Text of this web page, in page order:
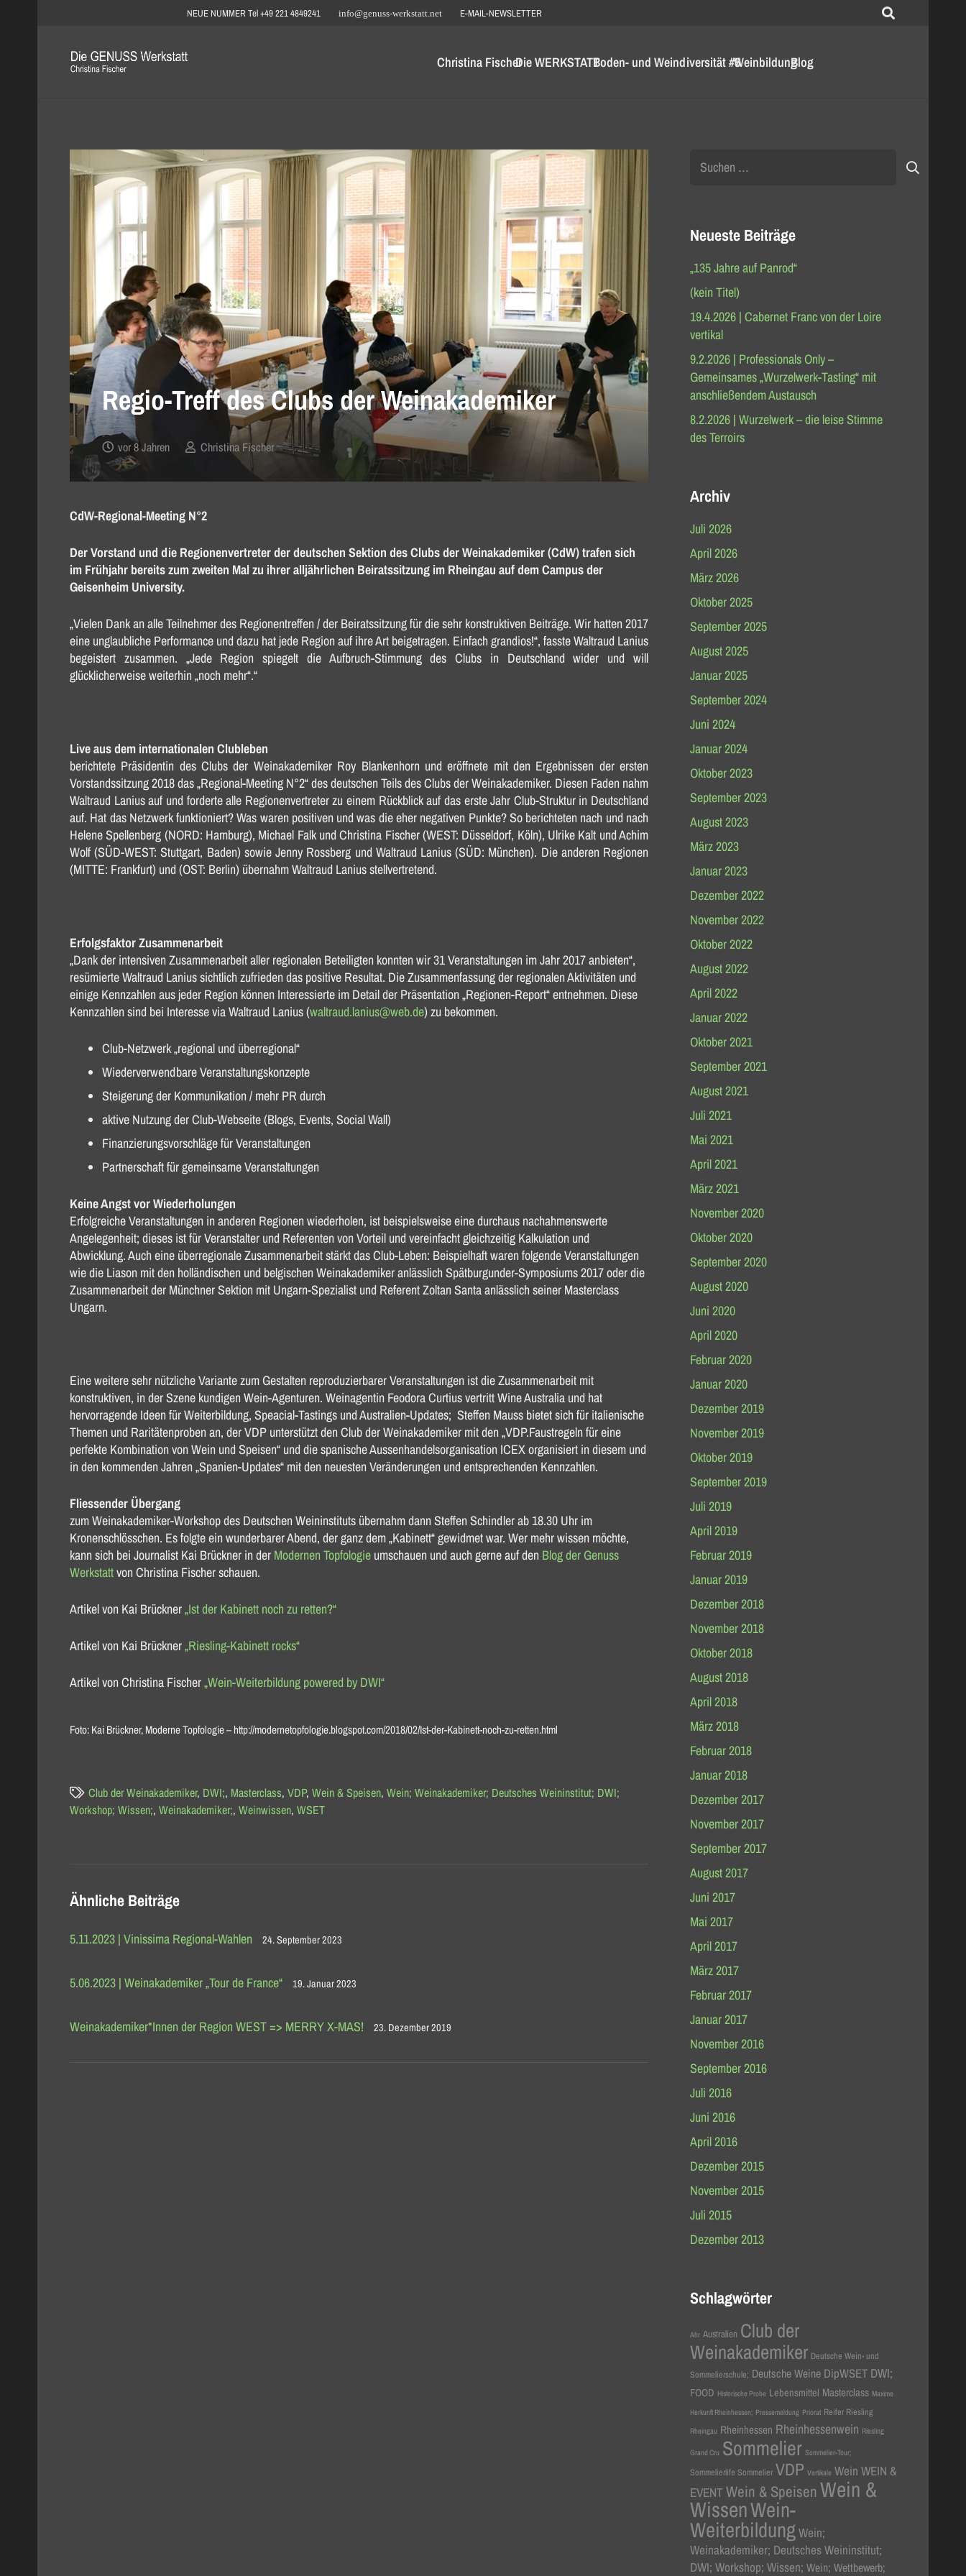
NEUE NUMMER Tel +49 221 4849241 info@genuss-werkstatt.net E-MAIL-NEWSLETTER
Christina FischerDie WERKSTATTBoden- und Weindiversität #5WeinbildungBlog
Regio-Treff des Clubs der Weinakademiker
vor 8 Jahren Christina Fischer
CdW-Regional-Meeting N°2
Der Vorstand und die Regionenvertreter der deutschen Sektion des Clubs der Weinakademiker (CdW) trafen sich
im Frühjahr bereits zum zweiten Mal zu ihrer alljährlichen Beiratssitzung im Rheingau auf dem Campus der
Geisenheim University.
„Vielen Dank an alle Teilnehmer des Regionentreffen / der Beiratssitzung für die sehr konstruktiven Beiträge. Wir hatten 2017
eine unglaubliche Performance und dazu hat jede Region auf ihre Art beigetragen. Einfach grandios!“, fasste Waltraud Lanius
begeistert zusammen. „Jede Region spiegelt die Aufbruch-Stimmung des Clubs in Deutschland wider und will
glücklicherweise weiterhin „noch mehr“.“
Live aus dem internationalen Clubleben
berichtete Präsidentin des Clubs der Weinakademiker Roy Blankenhorn und eröffnete mit den Ergebnissen der ersten
Vorstandssitzung 2018 das „Regional-Meeting N°2“ des deutschen Teils des Clubs der Weinakademiker. Diesen Faden nahm
Waltraud Lanius auf und forderte alle Regionenvertreter zu einem Rückblick auf das erste Jahr Club-Struktur in Deutschland
auf. Hat das Netzwerk funktioniert? Was waren positiven und was die eher negativen Punkte? So berichteten nach und nach
Helene Spellenberg (NORD: Hamburg), Michael Falk und Christina Fischer (WEST: Düsseldorf, Köln), Ulrike Kalt und Achim
Wolf (SÜD-WEST: Stuttgart, Baden) sowie Jenny Rossberg und Waltraud Lanius (SÜD: München). Die anderen Regionen
(MITTE: Frankfurt) und (OST: Berlin) übernahm Waltraud Lanius stellvertretend.
Erfolgsfaktor Zusammenarbeit
„Dank der intensiven Zusammenarbeit aller regionalen Beteiligten konnten wir 31 Veranstaltungen im Jahr 2017 anbieten“,
resümierte Waltraud Lanius sichtlich zufrieden das positive Resultat. Die Zusammenfassung der regionalen Aktivitäten und
einige Kennzahlen aus jeder Region können Interessierte im Detail der Präsentation „Regionen-Report“ entnehmen. Diese
Kennzahlen sind bei Interesse via Waltraud Lanius (waltraud.lanius@web.de) zu bekommen.
Club-Netzwerk „regional und überregional“
Wiederverwendbare Veranstaltungskonzepte
Steigerung der Kommunikation / mehr PR durch
aktive Nutzung der Club-Webseite (Blogs, Events, Social Wall)
Finanzierungsvorschläge für Veranstaltungen
Partnerschaft für gemeinsame Veranstaltungen
Keine Angst vor Wiederholungen
Erfolgreiche Veranstaltungen in anderen Regionen wiederholen, ist beispielsweise eine durchaus nachahmenswerte
Angelegenheit; dieses ist für Veranstalter und Referenten von Vorteil und vereinfacht gleichzeitig Kalkulation und
Abwicklung. Auch eine überregionale Zusammenarbeit stärkt das Club-Leben: Beispielhaft waren folgende Veranstaltungen
wie die Liason mit den holländischen und belgischen Weinakademiker anlässlich Spätburgunder-Symposiums 2017 oder die
Zusammenarbeit der Münchner Sektion mit Ungarn-Spezialist und Referent Zoltan Santa anlässlich seiner Masterclass
Ungarn.
Eine weitere sehr nützliche Variante zum Gestalten reproduzierbarer Veranstaltungen ist die Zusammenarbeit mit
konstruktiven, in der Szene kundigen Wein-Agenturen. Weinagentin Feodora Curtius vertritt Wine Australia und hat
hervorragende Ideen für Weiterbildung, Speacial-Tastings und Australien-Updates; Steffen Mauss bietet sich für italienische
Themen und Raritätenproben an, der VDP unterstützt den Club der Weinakademiker mit den „VDP.Faustregeln für eine
perfekte Kombination von Wein und Speisen“ und die spanische Aussenhandelsorganisation ICEX organisiert in diesem und
in den kommenden Jahren „Spanien-Updates“ mit den neuesten Veränderungen und entsprechenden Kennzahlen.
Fliessender Übergang
zum Weinakademiker-Workshop des Deutschen Weininstituts übernahm dann Steffen Schindler ab 18.30 Uhr im
Kronenschlösschen. Es folgte ein wunderbarer Abend, der ganz dem „Kabinett“ gewidmet war. Wer mehr wissen möchte,
kann sich bei Journalist Kai Brückner in der Modernen Topfologie umschauen und auch gerne auf den Blog der Genuss
Werkstattvon Christina Fischer schauen.
Artikel von Kai Brückner„Ist der Kabinett noch zu retten?“
Artikel von Kai Brückner„Riesling-Kabinett rocks“
Artikel von Christina Fischer„Wein-Weiterbildung powered by DWI“
Foto: Kai Brückner, Moderne Topfologie – http://modernetopfologie.blogspot.com/2018/02/Ist-der-Kabinett-noch-zu-retten.html
Club der Weinakademiker, DWI;, Masterclass,VDP,Wein & Speisen,Wein; Weinakademiker; Deutsches Weininstitut; DWI;
Workshop; Wissen;, Weinakademiker;, Weinwissen, WSET
Ähnliche Beiträge
5.11.2023 | Vinissima Regional-Wahlen 24. September 2023
5.06.2023 | Weinakademiker „Tour de France“ 19. Januar 2023
Weinakademiker*Innen der Region WEST => MERRY X-MAS! 23. Dezember 2019
nach:
Neueste Beiträge
„135 Jahre auf Panrod“
(kein Titel)
19.4.2026 | Cabernet Franc von der Loire
vertikal
9.2.2026 | Professionals Only –
Gemeinsames „Wurzelwerk-Tasting“ mit
anschließendem Austausch
8.2.2026 | Wurzelwerk – die leise Stimme
des Terroirs
Archiv
Juli 2026
April 2026
März 2026
Oktober 2025
September 2025
August 2025
Januar 2025
September 2024
Juni 2024
Januar 2024
Oktober 2023
September 2023
August 2023
März 2023
Januar 2023
Dezember 2022
November 2022
Oktober 2022
August 2022
April 2022
Januar 2022
Oktober 2021
September 2021
August 2021
Juli 2021
Mai 2021
April 2021
März 2021
November 2020
Oktober 2020
September 2020
August 2020
Juni 2020
April 2020
Februar 2020
Januar 2020
Dezember 2019
November 2019
Oktober 2019
September 2019
Juli 2019
April 2019
Februar 2019
Januar 2019
Dezember 2018
November 2018
Oktober 2018
August 2018
April 2018
März 2018
Februar 2018
Januar 2018
Dezember 2017
November 2017
September 2017
August 2017
Juni 2017
Mai 2017
April 2017
März 2017
Februar 2017
Januar 2017
November 2016
September 2016
Juli 2016
Juni 2016
April 2016
Dezember 2015
November 2015
Juli 2015
Dezember 2013
Schlagwörter
Ahr Australien Club der
Weinakademiker Deutsche Wein- und
Sommelierschule; Deutsche Weine DipWSET DWI;
FOOD Historische Probe Lebensmittel Masterclass Maxime
Herkunft Rheinhessen; Pressemeldung Priorat Reifer Riesling
Rheingau Rheinhessen Rheinhessenwein Riesling
Grand Cru Sommelier Sommelier-Tour;
Sommelierlife Sommelier VDP Vertikale Wein WEIN &
EVENT Wein & Speisen Wein &
WissenWein-
WeiterbildungWein;
Weinakademiker; Deutsches Weininstitut;
DWI; Workshop; Wissen; Wein; Wettbewerb;